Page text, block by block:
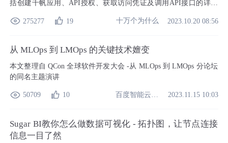
括创建千帆应用、API授权、获取访问凭证及调用API接口的详细
理解与生成能力，通过千帆平台可轻松实现多场景应用。
275277 19 十万个为什么 2023.10.20 08:56
从 MLOps 到 LMOps 的关键技术嬗变
本文整理自 QCon 全球软件开发大会 -从 MLOps 到 LMOps 分论坛
的同名主题演讲
50709 10 2023.11.15 10:03
Sugar BI教你怎么做数据可视化 - 拓扑图，让节点连接
信息一目了然